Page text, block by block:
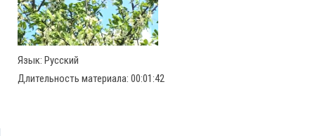
Язык: Русский
Длительность материала: 00:01:42